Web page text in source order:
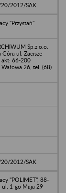
2012/SAK
"Przystań"
Sp.z o.o.
ul. Zacisze
akt: 66-200
26, tel. (68)
2012/SAK
"POLIMET", 88-
ul. 1-go Maja 29